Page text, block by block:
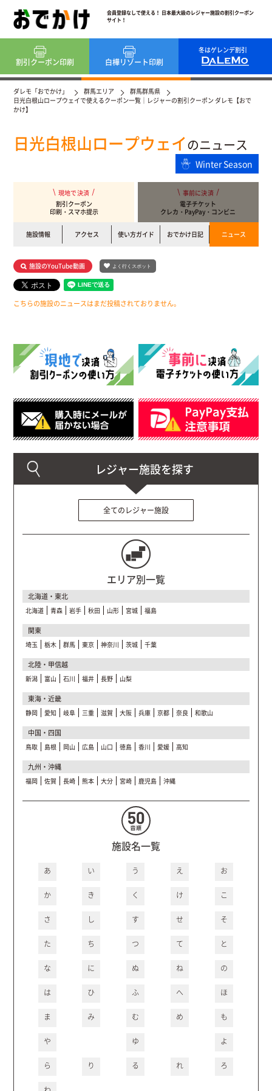
会員登録なしで使える！ 日本最大級のレジャー施設の割引クーポン
サイト！
冬はゲレンデ割引
割引クーポン印刷 白樺リゾート印刷
ダレモ「おでかけ」 群馬エリア
群馬群馬県
日光白根山ロープウェイで使えるクーポン一覧｜レジャーの割引クーポン ダレモ【おで
かけ】
日光白根山ロープウェイのニュース
Winter Season
現地で決済
割引クーポン
印刷・スマホ提示
事前に決済
電子チケット
クレカ・PayPay・コンビニ
施設情報 アクセス 使い方ガイド おでかけ日記 ニュース
施設のYouTube動画 よく行くスポット
こちらの施設のニュースはまだ投稿されておりません。
全てのレジャー施設
エリア別一覧
北海道・東北
北海道 青森 岩手 秋田 山形 宮城 福島
関東
埼玉 栃木 群馬 東京 神奈川 茨城 千葉
北陸・甲信越
新潟 富山 石川 福井 長野 山梨
東海・近畿
静岡 愛知 岐阜 三重 滋賀 大阪 兵庫 京都 奈良 和歌山
中国・四国
鳥取 島根 岡山 広島 山口 徳島 香川 愛媛 高知
九州・沖縄
福岡 佐賀 長崎 熊本 大分 宮崎 鹿児島 沖縄
施設名一覧
あ い う え お
か き く け こ
さ し す せ そ
た ち つ て と
な に ぬ ね の
は ひ ふ へ ほ
ま み む め も
や ゆ よ
ら り る れ ろ